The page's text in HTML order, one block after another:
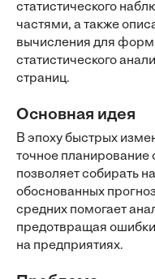
статистического
частями, а также
вычисления для
статистического
страниц.
Основная идея
В эпоху быстрых
точное планирование
позволяет собирать
обоснованных
средних помогает
предотвращая
на предприятиях.